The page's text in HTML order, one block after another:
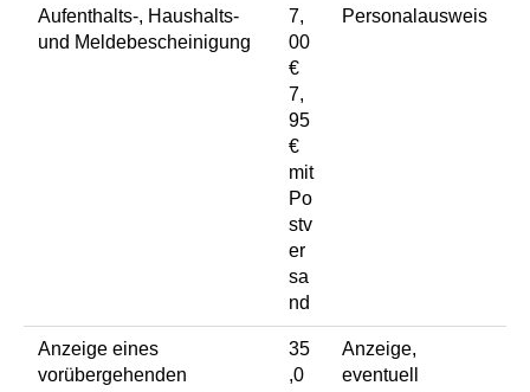
Aufenthalts-, Haushalts-
und Meldebescheinigung
7,
00
€
7,
95
€
mit
Po
stv
er
sa
nd
Personalausweis
Anzeige eines
vorübergehenden
35
,0
Anzeige,
eventuell